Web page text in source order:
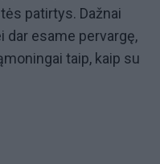
patirtys. Dažnai
esame pervargę,
taip, kaip su